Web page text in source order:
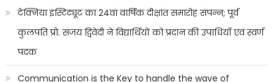
टेक्निया इंस्टिट्यूट का 24वां वार्षिक दीक्षांत समारोह संपन्न; पूर्व
कुलपति प्रो. संजय द्विवेदी ने विद्यार्थियों को प्रदान की उपाधियाँ एवं स्वर्ण
पदक
Communication is the Key to handle the wave of